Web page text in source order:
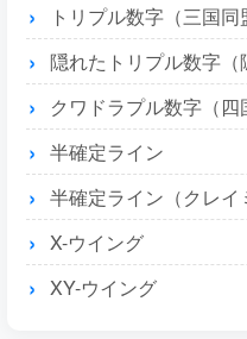
トリプル数字（三国同
隠れたトリプル数字（
クワドラプル数字（四
半確定ライン
半確定ライン（クレイ
X-ウイング
XY-ウイング